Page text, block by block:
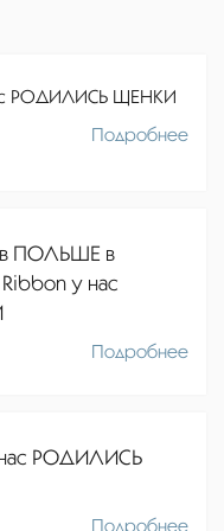
РОДИЛИСЬ ЩЕНКИ
Подробнее
в ПОЛЬШЕ в
у нас
Подробнее
нас РОДИЛИСЬ
Подробнее